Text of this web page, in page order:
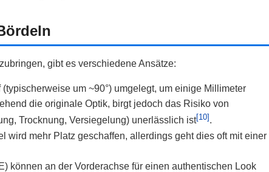
gibt es verschiedene Ansätze:
um ~90°) umgelegt, um einige Millimeter
die originale Optik, birgt jedoch das Risiko von
Trocknung, Versiegelung) unerlässlich ist[10] .
wird mehr Platz geschaffen, allerdings geht dies oft mit einer
können an der Vorderachse für einen authentischen Look